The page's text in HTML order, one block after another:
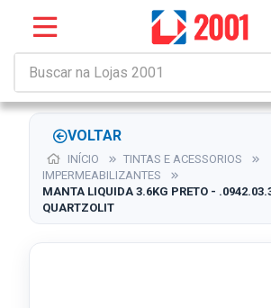
VOLTAR
INÍCIO
TINTAS E ACESSORIOS
IMPERMEABILIZANTES
MANTA LIQUIDA 3.6KG PRETO -
QUARTZOLIT